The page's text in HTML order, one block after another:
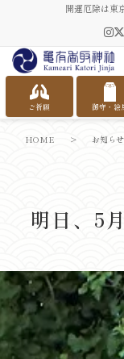
開運厄除は東
ご祈願 御守・絵
明日、5
HOME > お知らせ